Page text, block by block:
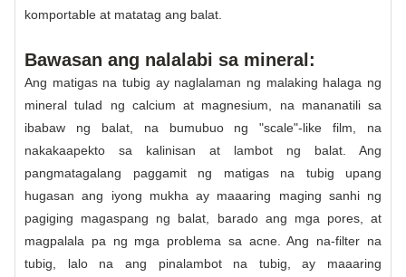
komportable at matatag ang balat.
Bawasan ang nalalabi sa mineral:
Ang matigas na tubig ay naglalaman ng malaking halaga ng
mineral tulad ng calcium at magnesium, na mananatili sa
ibabaw ng balat, na bumubuo ng "scale"-like film, na
nakakaapekto sa kalinisan at lambot ng balat. Ang
pangmatagalang paggamit ng matigas na tubig upang
hugasan ang iyong mukha ay maaaring maging sanhi ng
pagiging magaspang ng balat, barado ang mga pores, at
magpalala pa ng mga problema sa acne. Ang na-filter na
tubig, lalo na ang pinalambot na tubig, ay maaaring